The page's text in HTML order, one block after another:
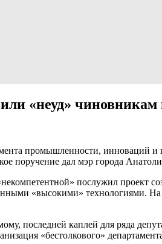
«неуд»
промышленности, инноваций и
поручение дал мэр города
послужил проект
«высокими» технологиями. На
последней каплей для ряда
«бестолкового»